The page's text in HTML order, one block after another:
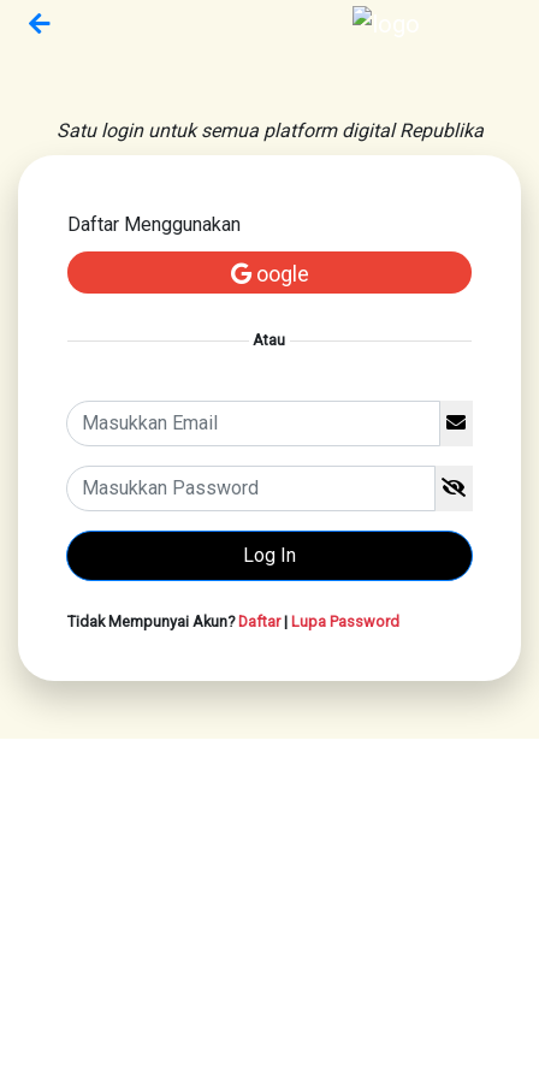
Satu login untuk semua platform digital Republika
Daftar Menggunakan
oogle
Atau
Tidak Mempunyai Akun?Daftar| Lupa Password